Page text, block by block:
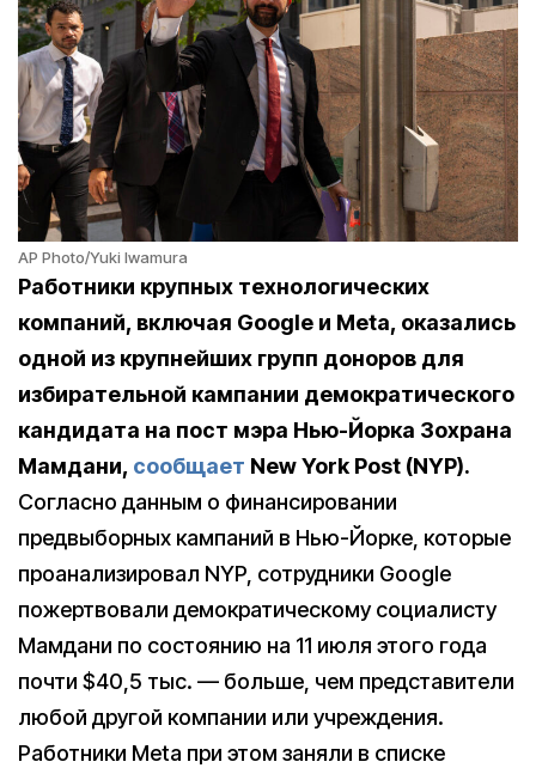
AP Photo/Yuki Iwamura
Работники крупных технологических
компаний, включая Google и Meta, оказались
одной из крупнейших групп доноров для
избирательной кампании демократического
кандидата на пост мэра Нью-Йорка Зохрана
Мамдани, сообщает NewYork Post (NYP).
Согласно данным о финансировании
предвыборных кампаний в Нью-Йорке, которые
проанализировал NYP, сотрудники Google
пожертвовали демократическому социалисту
Мамдани по состоянию на 11 июля этого года
почти $40,5 тыс. — больше, чем представители
любой другой компании или учреждения.
Работники Meta при этом заняли в списке